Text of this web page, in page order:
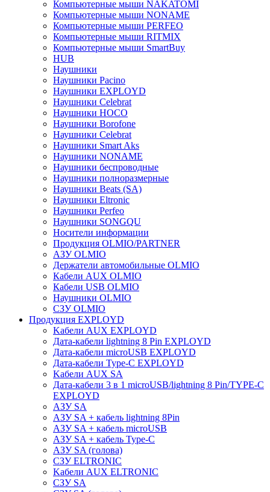
Компьютерные мыши NAKATOMI
Компьютерные мыши NONAME
Компьютерные мыши PERFEO
Компьютерные мыши RITMIX
Компьютерные мыши SmartBuy
HUB
Наушники
Наушники Pacino
Наушники EXPLOYD
Наушники Celebrat
Наушники HOCO
Наушники Borofone
Наушники Celebrat
Наушники Smart Aks
Наушники NONAME
Наушники беспроводные
Наушники полноразмерные
Наушники Beats (SA)
Наушники Eltronic
Наушники Perfeo
Наушники SONGQU
Носители информации
Продукция OLMIO/PARTNER
АЗУ OLMIO
Держатели автомобильные OLMIO
Кабели AUX OLMIO
Кабели USB OLMIO
Наушники OLMIO
СЗУ OLMIO
Продукция EXPLOYD
Kабели AUX EXPLOYD
Дата-кабели lightning 8 Pin EXPLOYD
Дата-кабели microUSB EXPLOYD
Дата-кабели Type-C EXPLOYD
Kабели AUX SA
Дата-кабели 3 в 1 microUSB/lightning 8 Pin/TYPE-C
EXPLOYD
АЗУ SA
АЗУ SA + кабель lightning 8Pin
АЗУ SA + кабель microUSB
АЗУ SA + кабель Type-C
АЗУ SA (голова)
СЗУ ELTRONIC
Kабели AUX ELTRONIC
СЗУ SA